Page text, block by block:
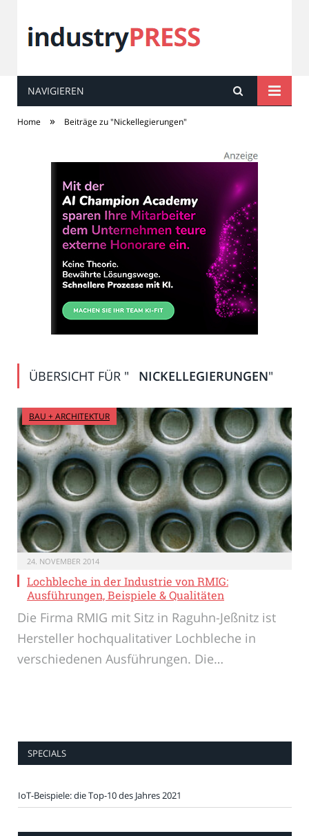
industryPRESS
NAVIGIEREN
Home » Beiträge zu "Nickellegierungen"
ÜBERSICHT FÜR " NICKELLEGIERUNGEN"
BAU + ARCHITEKTUR
24. NOVEMBER 2014
Lochbleche in der Industrie von RMIG:
Ausführungen, Beispiele & Qualitäten
Die Firma RMIG mit Sitz in Raguhn-Jeßnitz ist
Hersteller hochqualitativer Lochbleche in
verschiedenen Ausführungen. Die…
SPECIALS
IoT-Beispiele: die Top-10 des Jahres 2021